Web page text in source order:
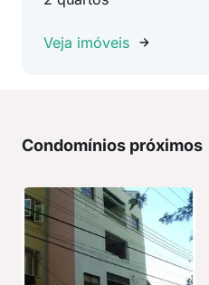
Veja imóveis
Condomínios próximos